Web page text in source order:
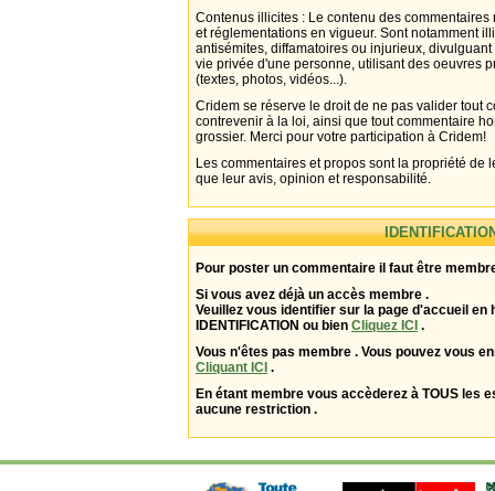
Contenus illicites : Le contenu des
et réglementations en vigueur. Sont notamment
antisémites, diffamatoires ou injurieux,
vie privée d'une personne, utilisant des oeuvres
(textes, photos, vidéos...).
Cridem se réserve le droit de ne pas valider tout
contrevenir à la loi, ainsi que tout commentaire
grossier. Merci pour votre participation à Cridem!
Les commentaires et propos sont la propriété de
que leur avis, opinion et responsabilité.
Pour poster un commentaire il faut être
Si vous avez déjà un accès membre .
Veuillez vous identifier sur la page d'accueil en
IDENTIFICATION ou bien Cliquez ICI .
Vous n'êtes pas membre . Vous pouvez vous
Cliquant ICI .
En étant membre vous accèderez à TOUS les
aucune restriction .